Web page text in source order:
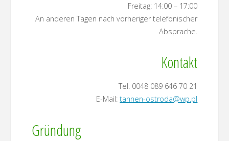
Freitag: 14:00 – 17:00
An anderen Tagen nach vorheriger telefonischer
Absprache.
Kontakt
Tel. 0048 089 646 70 21
E-Mail:tannen-ostroda@wp.pl
Gründung